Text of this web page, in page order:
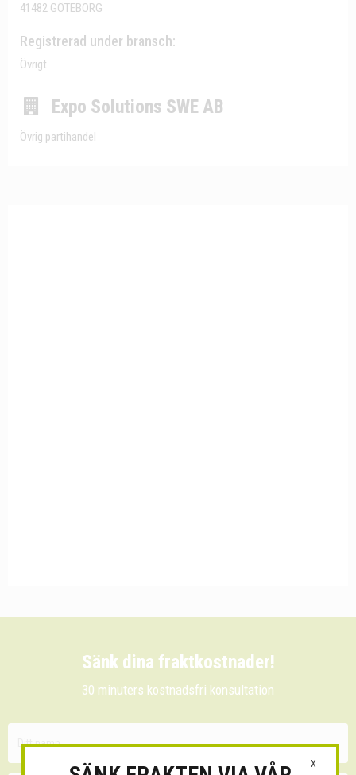
41482 GÖTEBORG
Registrerad under bransch:
Övrigt
Expo Solutions SWE AB
Övrig partihandel
Sänk dina fraktkostnader!
30 minuters kostnadsfri konsultation
X